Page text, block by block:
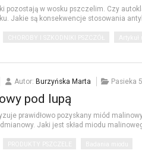
pozostają w wosku pszczelim. Czy
Jakie są konsekwencje stosowania
Autor: Burzyńska Marta Pasieka
pod lupą
prawidłowo pozyskany miód
Jaki jest skład miodu